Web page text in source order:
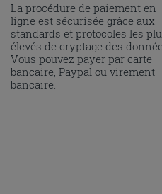
La procédure de paiement en
ligne est sécurisée grâce aux
standards et protocoles les
élevés de cryptage des
Vous pouvez payer par carte
bancaire, Paypal ou virement
bancaire.